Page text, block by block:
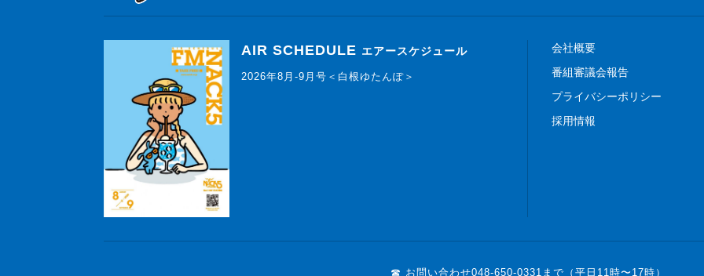
AIR SCHEDULE エアースケジュール
2026年8月-9月号＜白根ゆたんぽ＞
会社概要
番組審議会報告
プライバシーポリシー
採用情報
☎ お問い合わせ048-650-0331まで（平日11時〜17時）